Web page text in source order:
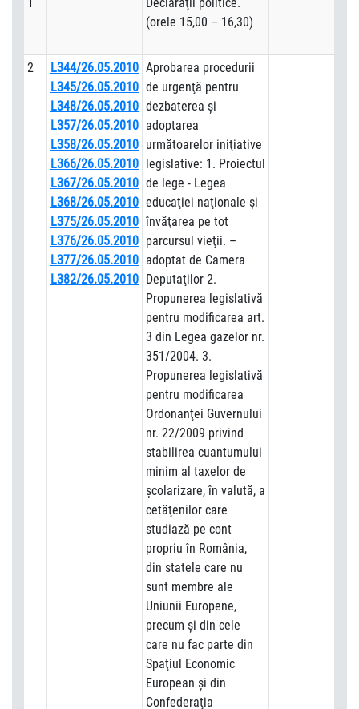
(orele 15,00 – 16,30)
2
L344/26.05.2010
L345/26.05.2010
L348/26.05.2010
L357/26.05.2010
L358/26.05.2010
L366/26.05.2010
L367/26.05.2010
L368/26.05.2010
L375/26.05.2010
L376/26.05.2010
L377/26.05.2010
L382/26.05.2010
Aprobarea procedurii
de urgenţă pentru
dezbaterea şi
adoptarea
următoarelor iniţiative
legislative: 1. Proiectul
de lege - Legea
educaţiei naţionale şi
învăţarea pe tot
parcursul vieţii. –
adoptat de Camera
Deputaţilor 2.
Propunerea legislativă
pentru modificarea art.
3 din Legea gazelor nr.
351/2004. 3.
Propunerea legislativă
pentru modificarea
Ordonanţei Guvernului
nr. 22/2009 privind
stabilirea cuantumului
minim al taxelor de
şcolarizare, în valută, a
cetăţenilor care
studiază pe cont
propriu în România,
din statele care nu
sunt membre ale
Uniunii Europene,
precum şi din cele
care nu fac parte din
Spaţiul Economic
European şi din
Confederaţia